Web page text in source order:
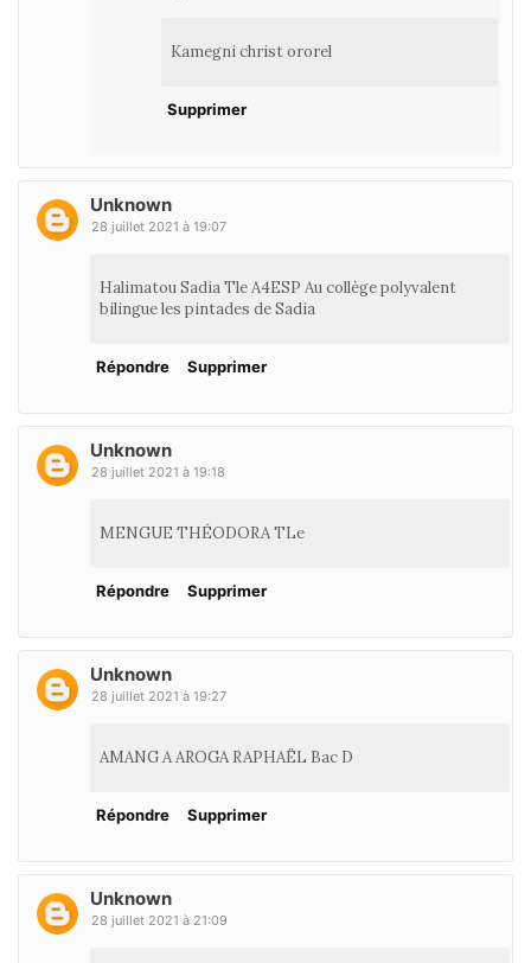
Kamegni christ ororel
Supprimer
Unknown
28 juillet 2021 à 19:07
Halimatou Sadia Tle A4ESP Au collège polyvalent
bilingue les pintades de Sadia
Répondre Supprimer
Unknown
28 juillet 2021 à 19:18
MENGUE THÉODORA TLe
Répondre Supprimer
Unknown
28 juillet 2021 à 19:27
AMANG A AROGA RAPHAËL Bac D
Répondre Supprimer
Unknown
28 juillet 2021 à 21:09